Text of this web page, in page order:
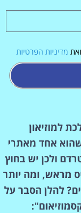
מדיניות הפרטיות
למוזיאון
אחד מאתרי
ולכן יש בחוץ
מראש, ומה יותר
להלן הסבר על